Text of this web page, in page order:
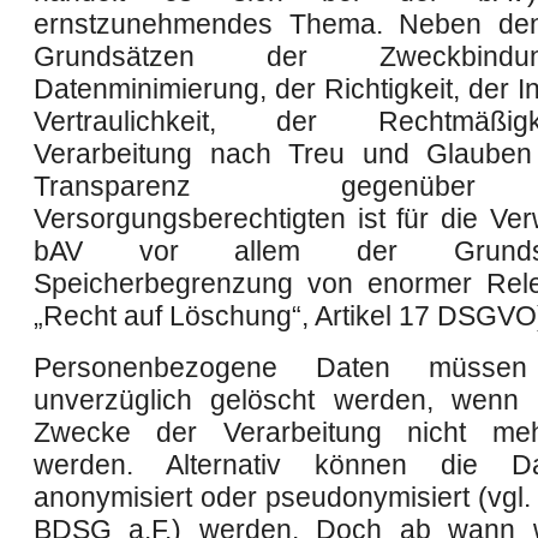
ernstzunehmendes Thema. Neben
Grundsätzen der
Datenminimierung, der Richtigkeit, der
Vertraulichkeit, der
Verarbeitung nach Treu und
Transparenz
Versorgungsberechtigten ist für die
bAV vor allem der
Speicherbegrenzung von enormer
„Recht auf Löschung“, Artikel 17
Personenbezogene Daten
unverzüglich gelöscht werden,
Zwecke der Verarbeitung nicht
werden. Alternativ können die
anonymisiert oder pseudonymisiert
BDSG a.F.) werden. Doch ab wann